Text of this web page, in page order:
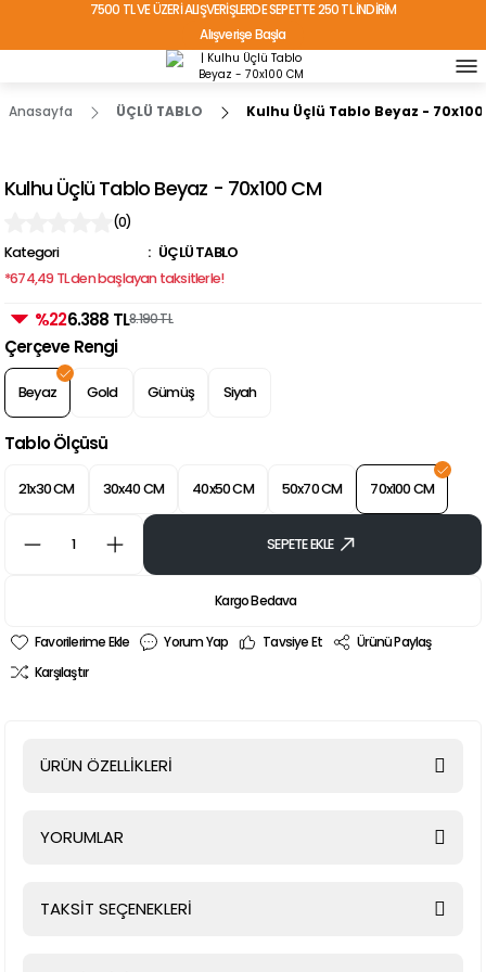
7500 TL VE ÜZERİ ALIŞVERİŞLERDE SEPETTE 250 TL İNDİRİM
Alışverişe Başla
TÜRKİYE'NİN HER YERİNE ÜCRETSİZ KARGO!
Anasayfa ÜÇLÜ TABLO Kulhu Üçlü Tablo Beyaz - 70x100
Kulhu Üçlü Tablo Beyaz - 70x100 CM
(0)
Kategori
ÜÇLÜ TABLO
*674,49 TL den başlayan taksitlerle!
%226.388 TL8.190 TL
Çerçeve Rengi
Beyaz Gold Gümüş Siyah
Tablo Ölçüsü
21x30 CM 30x40 CM 40x50 CM 50x70 CM 70x100 CM
SEPETE EKLE
Kargo Bedava
Yorum Yap Tavsiye Et
Ürünü Paylaş
Karşılaştır
ÜRÜN ÖZELLİKLERİ
YORUMLAR
TAKSİT SEÇENEKLERİ